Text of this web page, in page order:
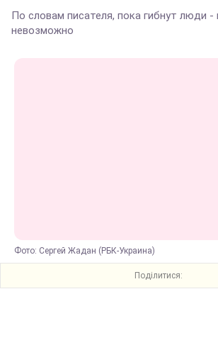
По словам писателя, пока гибнут люди -
невозможно
Фото: Сергей Жадан (РБК-Украина)
Поділитися: